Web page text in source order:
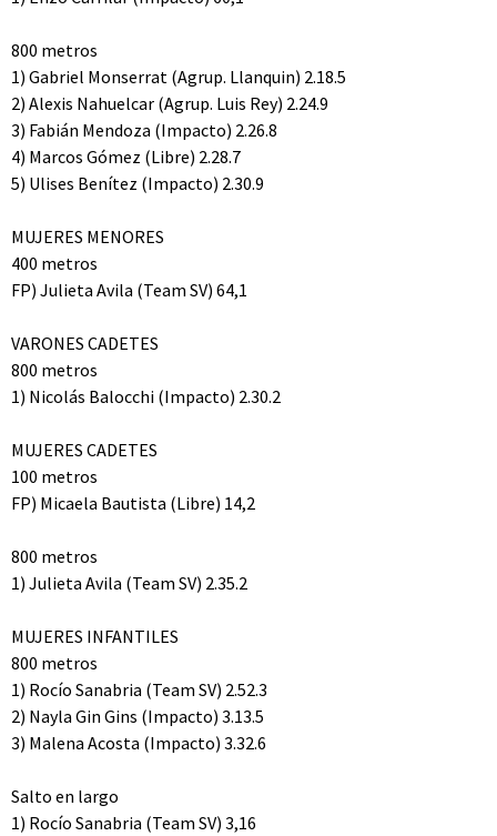
800 metros
1) Gabriel Monserrat (Agrup. Llanquin) 2.18.5
2) Alexis Nahuelcar (Agrup. Luis Rey) 2.24.9
3) Fabián Mendoza (Impacto) 2.26.8
4) Marcos Gómez (Libre) 2.28.7
5) Ulises Benítez (Impacto) 2.30.9
MUJERES MENORES
400 metros
FP) Julieta Avila (Team SV) 64,1
VARONES CADETES
800 metros
1) Nicolás Balocchi (Impacto) 2.30.2
MUJERES CADETES
100 metros
FP) Micaela Bautista (Libre) 14,2
800 metros
1) Julieta Avila (Team SV) 2.35.2
MUJERES INFANTILES
800 metros
1) Rocío Sanabria (Team SV) 2.52.3
2) Nayla Gin Gins (Impacto) 3.13.5
3) Malena Acosta (Impacto) 3.32.6
Salto en largo
1) Rocío Sanabria (Team SV) 3,16